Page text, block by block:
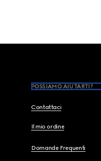
POSSIAMO AIUTARTI?
Contattaci
Il mio ordine
Domande Frequenti